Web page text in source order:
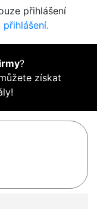
přihlášení
?
získat